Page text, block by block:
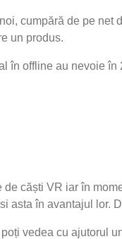
cumpără de pe
un produs.
în offline au nevoie
căști VR iar în
asta în avantajul lor.
vedea cu ajutorul